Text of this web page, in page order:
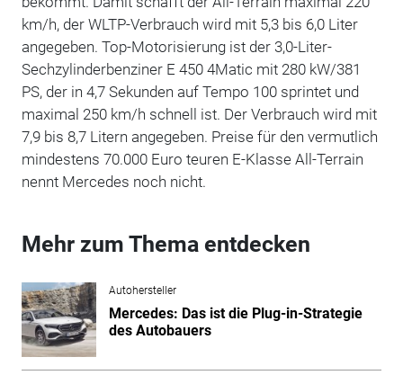
km/h, der WLTP-Verbrauch wird mit 5,3 bis 6,0 Liter
angegeben. Top-Motorisierung ist der 3,0-Liter-
Sechzylinderbenziner E 450 4Matic mit 280 kW/381
PS, der in 4,7 Sekunden auf Tempo 100 sprintet und
maximal 250 km/h schnell ist. Der Verbrauch wird mit
7,9 bis 8,7 Litern angegeben. Preise für den vermutlich
mindestens 70.000 Euro teuren E-Klasse All-Terrain
nennt Mercedes noch nicht.
Mehr zum Thema entdecken
Autohersteller
Mercedes: Das ist die Plug-in-Strategie
des Autobauers